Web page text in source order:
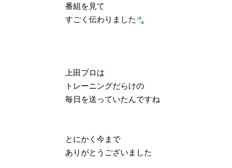
番組を見て
すごく伝わりました
上田プロは
トレーニングだらけの
毎日を送っていたんですね
とにかく今まで
ありがとうございました